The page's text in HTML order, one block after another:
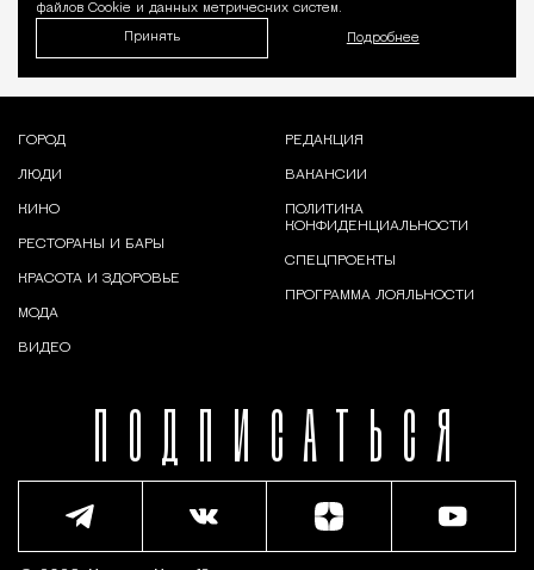
файлов Cookie и данных метрических систем.
Принять Подробнее
ПОДПИСАТЬСЯ
ГОРОД
ЛЮДИ
КИНО
РЕСТОРАНЫ И БАРЫ
КРАСОТА И ЗДОРОВЬЕ
МОДА
ВИДЕО
РЕДАКЦИЯ
ВАКАНСИИ
ПОЛИТИКА
КОНФИДЕНЦИАЛЬНОСТИ
СПЕЦПРОЕКТЫ
ПРОГРАММА ЛОЯЛЬНОСТИ